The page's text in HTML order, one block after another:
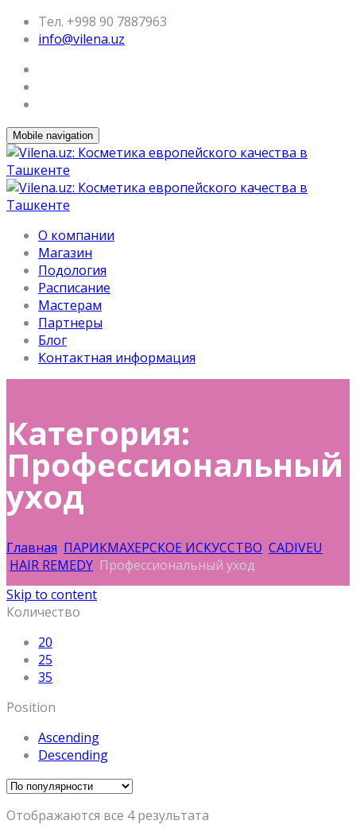
Тел. +998 90 7887963
info@vilena.uz
Mobile navigation
О компании
Магазин
Подология
Расписание
Мастерам
Партнеры
Блог
Контактная информация
Категория:
Профессиональный
уход
Главная ПАРИКМАХЕРСКОЕ ИСКУССТВО CADIVEU
HAIR REMEDY Профессиональный уход
Skip to content
Количество
20
25
35
Position
Ascending
Descending
Отображаются все 4 результата